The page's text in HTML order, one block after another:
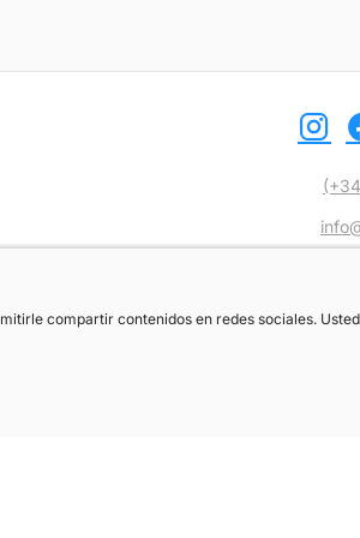
compartir contenidos en redes sociales.
compartir contenidos en redes sociales.